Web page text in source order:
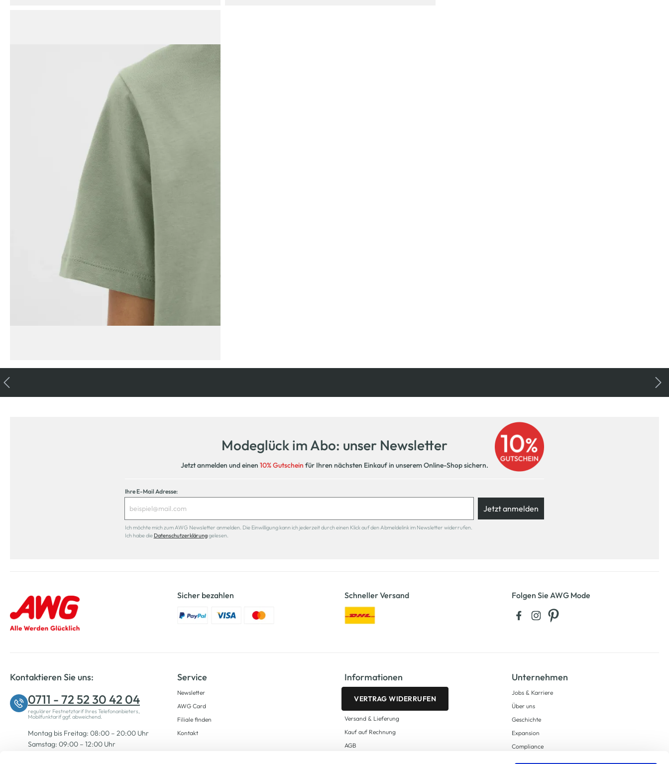
Modeglück im Abo: unser Newsletter
Jetzt anmelden und einen 10% Gutschein für Ihren nächsten Einkauf in unserem Online-Shop sichern.
Ihre E-Mail Adresse:
Jetzt anmelden
Ich möchte mich zum AWG Newsletter anmelden. Die Einwilligung kann ich jederzeit durch einen Klick auf den Abmeldelink im Newsletter widerrufen.
Ich habe die Datenschutzerklärunggelesen.
Sicher bezahlen Schneller Versand Folgen Sie AWG Mode
Kontaktieren Sie uns:
0711 - 72 52 30 42 04
regulärer Festnetztarif Ihres Telefonanbieters,
Mobilfunktarif ggf. abweichend.
Montag bis Freitag: 08:00 – 20:00 Uhr
Samstag: 09:00 – 12:00 Uhr
Service
Newsletter
AWG Card
Filiale finden
Kontakt
Informationen
VERTRAG WIDERRUFEN
Versand & Lieferung
Kauf auf Rechnung
AGB
Unternehmen
Jobs & Karriere
Über uns
Geschichte
Expansion
Compliance